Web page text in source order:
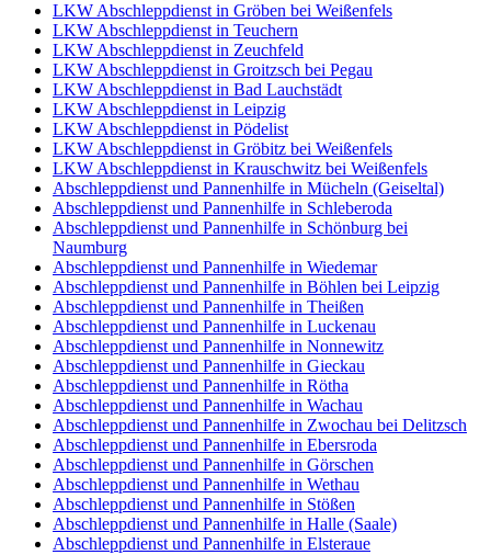
LKW Abschleppdienst in Gröben bei Weißenfels
LKW Abschleppdienst in Teuchern
LKW Abschleppdienst in Zeuchfeld
LKW Abschleppdienst in Groitzsch bei Pegau
LKW Abschleppdienst in Bad Lauchstädt
LKW Abschleppdienst in Leipzig
LKW Abschleppdienst in Pödelist
LKW Abschleppdienst in Gröbitz bei Weißenfels
LKW Abschleppdienst in Krauschwitz bei Weißenfels
Abschleppdienst und Pannenhilfe in Mücheln (Geiseltal)
Abschleppdienst und Pannenhilfe in Schleberoda
Abschleppdienst und Pannenhilfe in Schönburg bei
Naumburg
Abschleppdienst und Pannenhilfe in Wiedemar
Abschleppdienst und Pannenhilfe in Böhlen bei Leipzig
Abschleppdienst und Pannenhilfe in Theißen
Abschleppdienst und Pannenhilfe in Luckenau
Abschleppdienst und Pannenhilfe in Nonnewitz
Abschleppdienst und Pannenhilfe in Gieckau
Abschleppdienst und Pannenhilfe in Rötha
Abschleppdienst und Pannenhilfe in Wachau
Abschleppdienst und Pannenhilfe in Zwochau bei Delitzsch
Abschleppdienst und Pannenhilfe in Ebersroda
Abschleppdienst und Pannenhilfe in Görschen
Abschleppdienst und Pannenhilfe in Wethau
Abschleppdienst und Pannenhilfe in Stößen
Abschleppdienst und Pannenhilfe in Halle (Saale)
Abschleppdienst und Pannenhilfe in Elsteraue